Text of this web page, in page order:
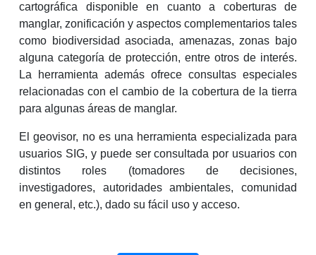
cartográfica disponible en cuanto a coberturas de
manglar, zonificación y aspectos complementarios tales
como biodiversidad asociada, amenazas, zonas bajo
alguna categoría de protección, entre otros de interés.
La herramienta además ofrece consultas especiales
relacionadas con el cambio de la cobertura de la tierra
para algunas áreas de manglar.
El geovisor, no es una herramienta especializada para
usuarios SIG, y puede ser consultada por usuarios con
distintos roles (tomadores de decisiones,
investigadores, autoridades ambientales, comunidad
en general, etc.), dado su fácil uso y acceso.